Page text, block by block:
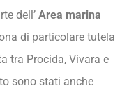
dell’ Area marina
di particolare tutela
tra Procida, Vivara e
sono stati anche